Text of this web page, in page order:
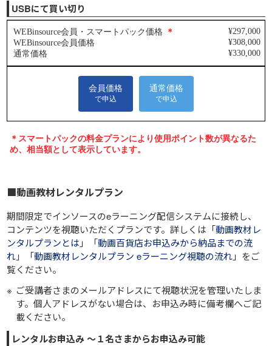
USBにて買い切り
■動画教材レンタルプラン
期間限定でインソースのeラーニング配信システムに接続し、
コンテンツを視聴いただくプランです。詳しくは「動画教材レ
ンタルプランとは 」「動画百貨店お申込みから納品までの流
れ」「動画教材レンタルプラン eラーニング視聴の流れ」をご
覧ください。
ご受講者さまのメールアドレスにて視聴状況を管理いたしま
す。個人アドレスがない場合は、お申込み時に備考欄へご記
載ください。
レンタルお申込み ～１名さまからお申込み可能